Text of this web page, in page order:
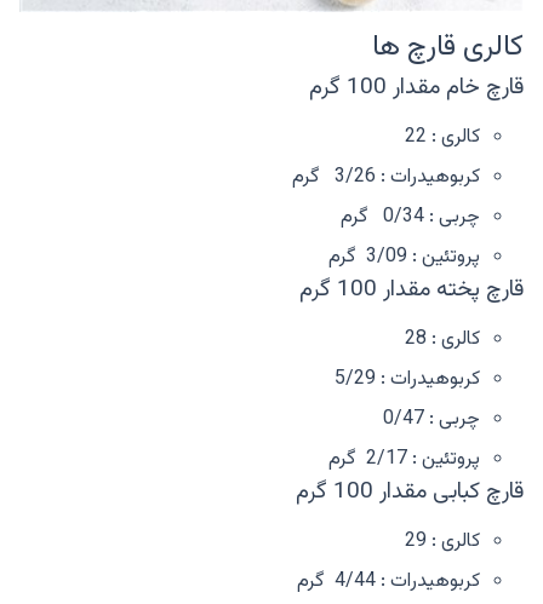
کالری قارچ ها
قارچ خام مقدار 100 گرم
کالری : 22
کربوهیدرات : 3/26 گرم
چربی : 0/34 گرم
پروتئین : 3/09 گرم
قارچ پخته مقدار 100 گرم
کالری : 28
کربوهیدرات : 5/29
چربی : 0/47
پروتئین : 2/17 گرم
قارچ کبابی مقدار 100 گرم
کالری : 29
کربوهیدرات : 4/44 گرم